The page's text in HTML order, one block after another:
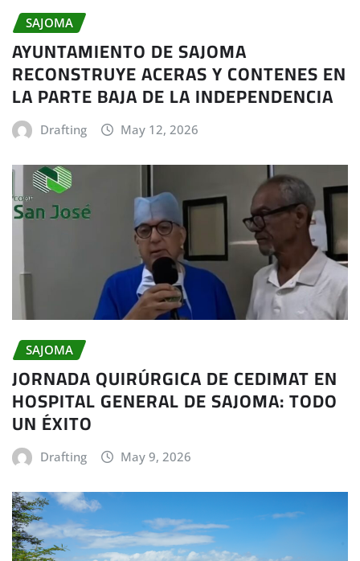
SAJOMA
AYUNTAMIENTO DE SAJOMA
RECONSTRUYE ACERAS Y CONTENES EN
LA PARTE BAJA DE LA INDEPENDENCIA
Drafting May 12, 2026
SAJOMA
JORNADA QUIRÚRGICA DE CEDIMAT EN
HOSPITAL GENERAL DE SAJOMA: TODO
UN ÉXITO
Drafting May 9, 2026